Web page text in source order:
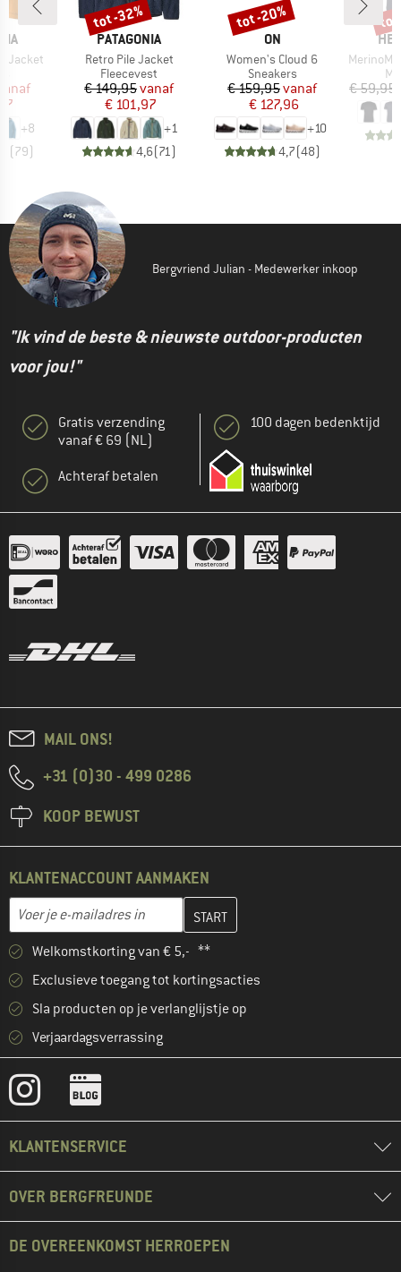
Jacket
prijs
+8
(79)
MERK
PATAGONIA
Artikel
Retro Pile Jacket
Productgroep
Fleecevest
Prijs
€ 149,95Verlaagde prijs
vanaf
€ 101,97
+1
4,6(71)
Korting
tot -32%
MERK
ON
Artikel
Women's Cloud 6
Productgroep
Sneakers
Prijs
€ 159,95Verlaagde prijs
vanaf
€ 127,96
+10
4,7(48)
Korting
tot -20%
Artikel
MerinoMix150
€ 59,95
tot
Bergvriend Julian - Medewerker inkoop
"Ik vind de beste & nieuwste outdoor-producten
voor jou!"
Gratis verzending
vanaf € 69 (NL)
Achteraf betalen
100 dagen bedenktijd
MAIL ONS!
+31 (0)30 - 499 0286
KOOP BEWUST
KLANTENACCOUNT AANMAKEN
E-mailadres
Vul je e-mailadres hier in en maak in de volgende stap je
Welkomstkorting van € 5,- **
Exclusieve toegang tot kortingsacties
Sla producten op je verlanglijstje op
Verjaardagsverrassing
KLANTENSERVICE
OVER BERGFREUNDE
DE OVEREENKOMST HERROEPEN